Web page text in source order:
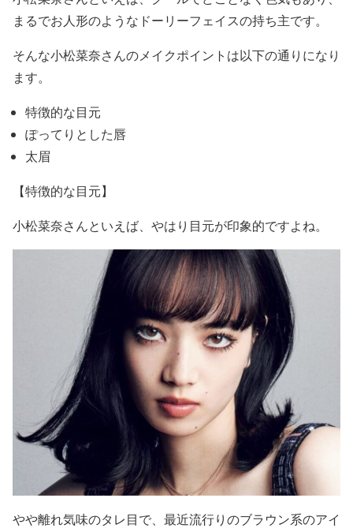
まるでお人形のようなドーリーフェイスの持ち主です。
そんな小松菜奈さんのメイクポイント は以下の通りになり
ます。
特徴的な目元
ぽってりとした唇
太眉
【特徴的な目元】
小松菜奈さんといえば、やはり 目元が印象的ですよね。
やや離れ気味のタレ目で、最近流行りのブラウン系のアイ